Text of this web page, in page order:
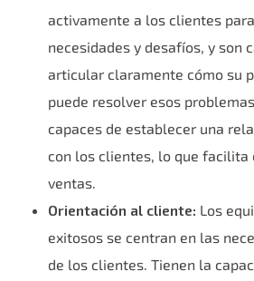
activamente a los clientes
necesidades y desafíos, y son
articular claramente cómo su
puede resolver esos
capaces de establecer una
con los clientes, lo que facilita
ventas.
Orientación al cliente: Los
exitosos se centran en las
de los clientes. Tienen la